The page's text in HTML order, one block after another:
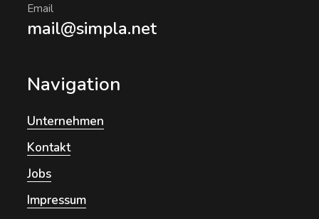
Email
mail@simpla.net
Navigation
Unternehmen
Kontakt
Jobs
Impressum